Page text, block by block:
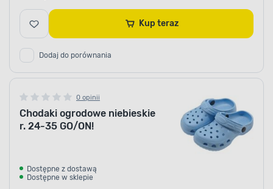
Kup teraz
Dodaj do porównania
0 opinii
Chodaki ogrodowe niebieskie
r. 24-35 GO/ON!
Dostępne z dostawą
Dostępne w sklepie